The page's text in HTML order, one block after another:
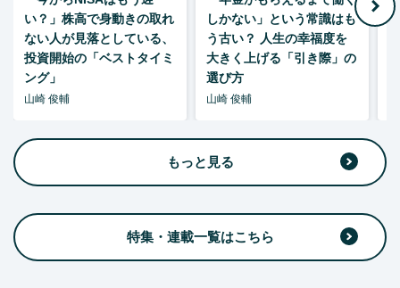
い？」株高で身動きの取れ
ない人が見落としている、
投資開始の「ベストタイミ
ング」
山崎 俊輔
しかない」という常識はも
う古い？ 人生の幸福度を
大きく上げる「引き際」の
選び方
山崎 俊輔
もっと見る
特集・連載一覧はこちら